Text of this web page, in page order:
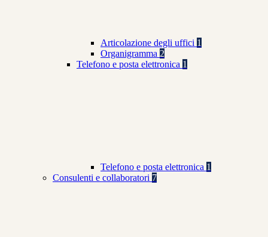
Articolazione degli uffici 1
Organigramma 2
Telefono e posta elettronica 1
Telefono e posta elettronica 1
Consulenti e collaboratori 7